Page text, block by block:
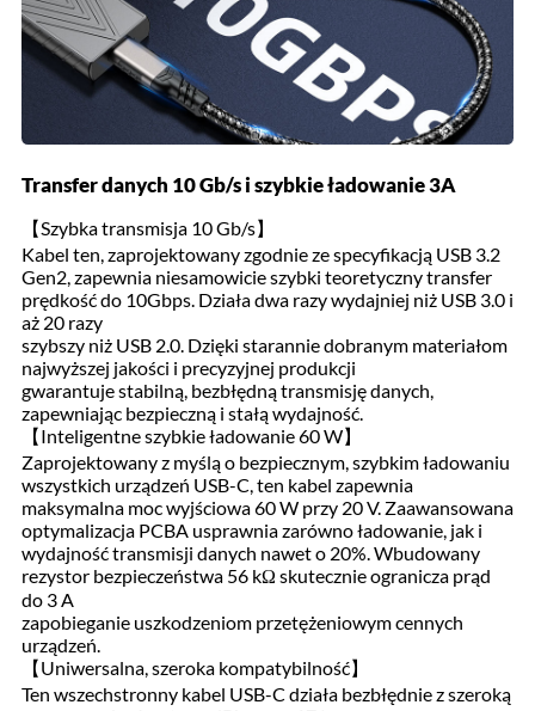
Transfer danych 10 Gb/s i szybkie ładowanie 3A
【Szybka transmisja 10 Gb/s】
Kabel ten, zaprojektowany zgodnie ze specyfikacją USB 3.2
Gen2, zapewnia niesamowicie szybki teoretyczny transfer
prędkość do 10Gbps. Działa dwa razy wydajniej niż USB 3.0 i
aż 20 razy
szybszy niż USB 2.0. Dzięki starannie dobranym materiałom
najwyższej jakości i precyzyjnej produkcji
gwarantuje stabilną, bezbłędną transmisję danych,
zapewniając bezpieczną i stałą wydajność.
【Inteligentne szybkie ładowanie 60 W】
Zaprojektowany z myślą o bezpiecznym, szybkim ładowaniu
wszystkich urządzeń USB-C, ten kabel zapewnia
maksymalna moc wyjściowa 60 W przy 20 V. Zaawansowana
optymalizacja PCBA usprawnia zarówno ładowanie, jak i
wydajność transmisji danych nawet o 20%. Wbudowany
rezystor bezpieczeństwa 56 kΩ skutecznie ogranicza prąd
do 3 A
zapobieganie uszkodzeniom przetężeniowym cennych
urządzeń.
【Uniwersalna, szeroka kompatybilność】
Ten wszechstronny kabel USB-C działa bezbłędnie z szeroką